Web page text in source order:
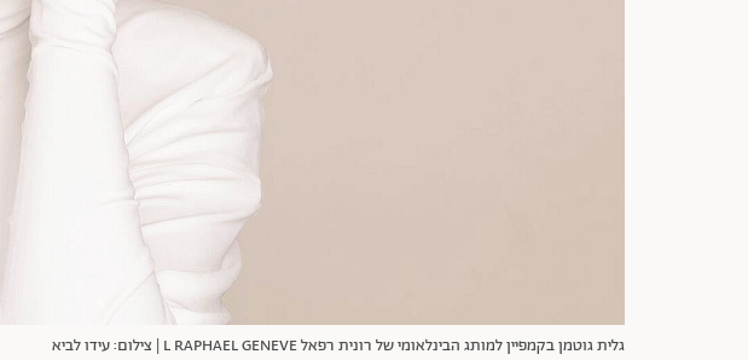
גלית גוטמן בקמפיין למותג הבינלאומי של רונית רפאל L RAPHAEL GENEVE | צילום: עידו לביא